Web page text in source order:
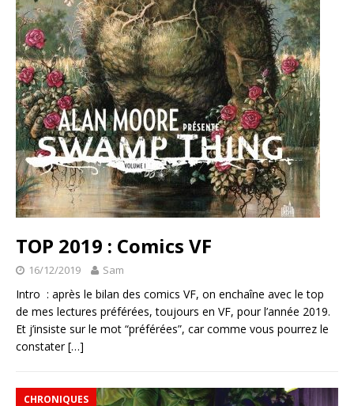
TOP 2019 : Comics VF
16/12/2019 Sam
Intro : après le bilan des comics VF, on enchaîne avec le top
de mes lectures préférées, toujours en VF, pour l’année 2019.
Et j’insiste sur le mot “préférées”, car comme vous pourrez le
constater[…]
CHRONIQUES